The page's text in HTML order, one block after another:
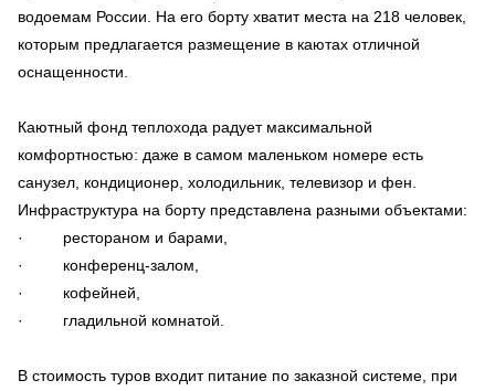
водоемам России. На его борту хватит места на 218 человек,
которым предлагается размещение в каютах отличной
оснащенности.
Каютный фонд теплохода радует максимальной
комфортностью: даже в самом маленьком номере есть
санузел, кондиционер, холодильник, телевизор и фен.
Инфраструктура на борту представлена разными объектами:
· рестораном и барами,
· конференц-залом,
· кофейней,
· гладильной комнатой.
В стоимость туров входит питание по заказной системе, при